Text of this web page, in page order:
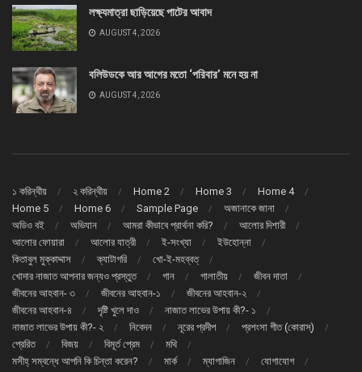
লক্ষ্যমাত্রা ছাড়িয়েছে পাটের আবাদ
AUGUST 4, 2026
বলিউডকে আর আগের মতো ‘পরিবার’ মনে হয় না
AUGUST 4, 2026
১ করিন্থীয় ২ করিন্থীয় Home 2 Home 3
Home 4
Home 5
Home 6 Sample Page
অজানাকে জানা
অডিও বই
অভিযান আমরা কীভাবে প্রার্থনা করি?
আলোর দিশারী
আলোর ফোয়ারা
আলোর যাত্রী ই-সংখ্যা
ইউহোন্না
কিতাবুল মুক্কাদ্দাস
ক্যাটাগরি
খো-ই-মহব্বত্
খোদার নাজাত আপনার জন্যও প্রস্তুত
গান গালাতীয়
জীবন দাতা
জীবনের আহবান- ৩
জীবনের আহবান-১
জীবনের আহবান-২
জীবনের আহবান-৪
দৃষ্টি খুলে দাও
নাজাত লাভের উপায় কী?- ১
নাজাত লাভের উপায় কী?- ২
নিবেদন নূরের প্রদীপ
প্রশংসা গীত (কোরাস্)
প্রেরিত
বিজয় বিমূর্ত প্রেম
মথি
মসীহ্ সম্বন্ধে আপনি কি চিন্তা করেন?
মার্ক ম্যাগাজিন
যোগাযোগ